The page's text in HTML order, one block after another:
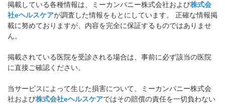
掲載している各種情報は、ミーカンパニー株式会社および株式会
社eヘルスケアが調査した情報をもとにしています。 正確な情報掲
載に努めておりますが、内容を完全に保証するものではありませ
ん。
掲載されている医院を受診される場合は、事前に必ず該当の医院
に直接ご確認ください。
当サービスによって生じた損害について、ミーカンパニー株式会
社および株式会社eヘルスケアではその賠償の責任を一切負わない